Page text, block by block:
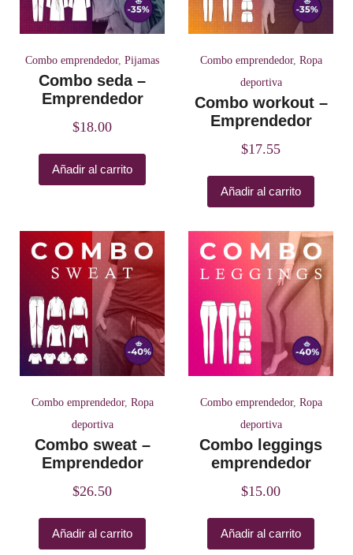
Combo emprendedor, Pijamas
Combo seda –
Emprendedor
$18.00
Añadir al carrito
Combo emprendedor, Ropa
deportiva
Combo workout –
Emprendedor
$17.55
Añadir al carrito
Combo emprendedor, Ropa
deportiva
Combo sweat –
Emprendedor
$26.50
Añadir al carrito
Combo emprendedor, Ropa
deportiva
Combo leggings
emprendedor
$15.00
Añadir al carrito